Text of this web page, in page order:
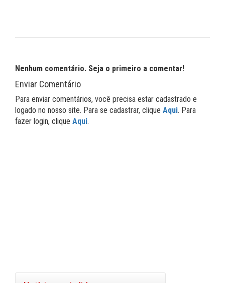
Nenhum comentário. Seja o primeiro a comentar!
Enviar Comentário
Para enviar comentários, você precisa estar cadastrado e
logado no nosso site. Para se cadastrar, clique Aqui. Para
fazer login, clique Aqui.